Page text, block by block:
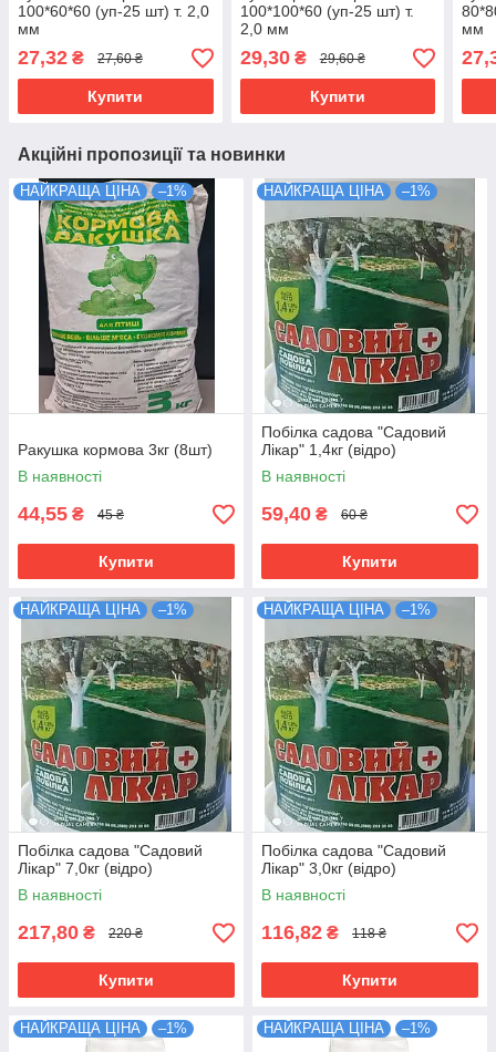
100*60*60 (уп-25 шт) т. 2,0
мм
27,32 ₴ 27,60 ₴
Купити
100*100*60 (уп-25 шт) т.
2,0 мм
29,30₴ 29,60 ₴
Купити
мм
Акційні пропозиції та новинки
НАЙКРАЩА ЦІНА –1%
Ракушка кормова 3кг (8шт)
В наявності
44,55 ₴ 45 ₴
Купити
НАЙКРАЩА ЦІНА –1%
Побілка садова "Садовий
Лікар" 1,4кг (відро)
В наявності
59,40 ₴ 60 ₴
Купити
НАЙКРАЩА ЦІНА –1%
Побілка садова "Садовий
Лікар" 7,0кг (відро)
В наявності
217,80 ₴ 220 ₴
Купити
НАЙКРАЩА ЦІНА –1%
Побілка садова "Садовий
Лікар" 3,0кг (відро)
В наявності
116,82 ₴ 118 ₴
Купити
НАЙКРАЩА ЦІНА –1% НАЙКРАЩА ЦІНА –1%